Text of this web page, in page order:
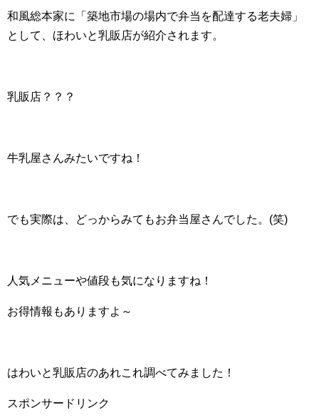
和風総本家に「築地市場の場内で弁当を配達する老夫婦」
として、ほわいと乳販店が紹介されます。
乳販店？？？
牛乳屋さんみたいですね！
でも実際は、どっからみてもお弁当屋さんでした。(笑)
人気メニューや値段も気になりますね！
お得情報もありますよ～
はわいと乳販店のあれこれ調べてみました！
スポンサードリンク